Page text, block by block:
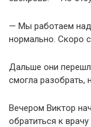
— Мы работаем
нормально. Скоро
Дальше они
смогла разобрать,
Вечером Виктор
обратиться к